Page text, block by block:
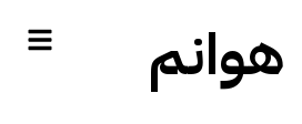
هوانم